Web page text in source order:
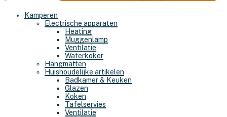
Kamperen
Electrische apparaten
Heating
Muggenlamp
Ventilatie
Waterkoker
Hangmatten
Huishoudelijke artikelen
Badkamer & Keuken
Glazen
Koken
Tafelservies
Ventilatie